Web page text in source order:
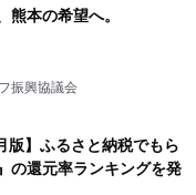
熊本の希望へ。
振興協議会
版】ふるさと納税でもら
の還元率ランキングを発